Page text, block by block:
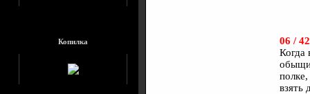
Копилка
06 / 42
Когда
взять